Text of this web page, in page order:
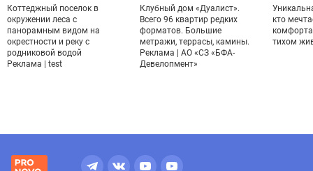
Коттеджный поселок в
окружении леса с
панорамным видом на
окрестности и реку с
родниковой водой
Реклама | test
Клубный дом «Дуалист».
Всего 96 квартир редких
форматов. Большие
метражи, террасы, камины.
Реклама | АО «СЗ «БФА-
Девелопмент»
кто
тихом